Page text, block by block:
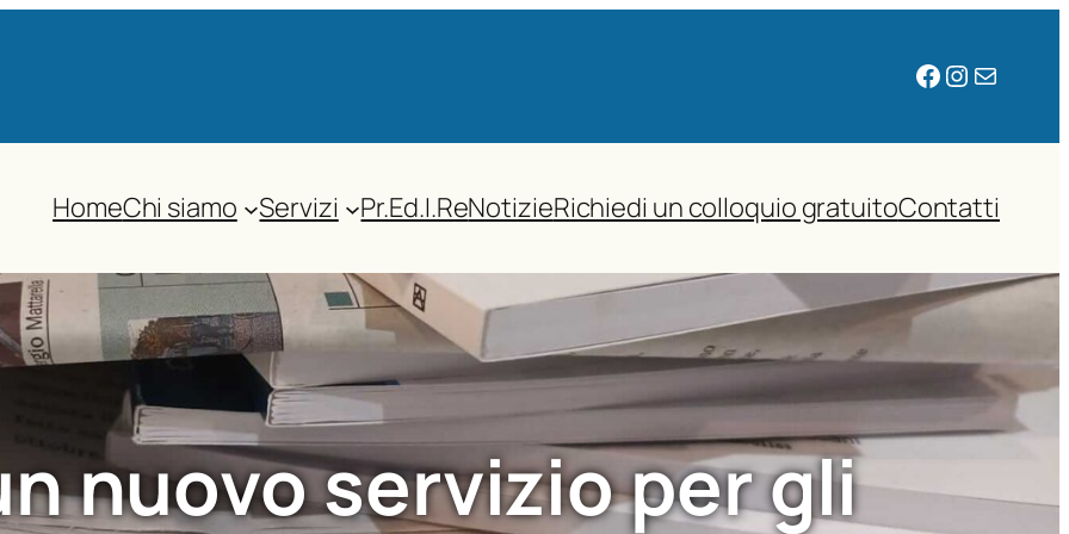
Facebook
Instagram
Email
HomeChi siamo Servizi Pr.Ed.I.ReNotizieRichiedi un colloquio gratuitoContatti
nuovo servizio per gli